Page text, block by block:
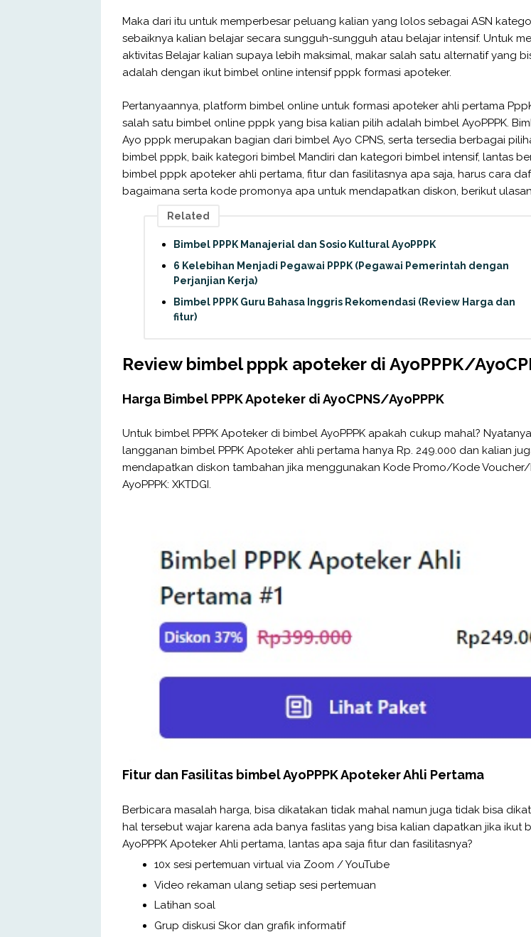
Maka dari itu untuk memperbesar peluang kalian yang lolos sebagai ASN
sebaiknya kalian belajar secara sungguh-sungguh atau belajar intensif. Untuk
aktivitas Belajar kalian supaya lebih maksimal, makar salah satu alternatif yang
adalah dengan ikut bimbel online intensif pppk formasi apoteker.
Pertanyaannya, platform bimbel online untuk formasi apoteker ahli pertama
salah satu bimbel online pppk yang bisa kalian pilih adalah bimbel AyoPPPK.
Ayo pppk merupakan bagian dari bimbel Ayo CPNS, serta tersedia berbagai
bimbel pppk, baik kategori bimbel Mandiri dan kategori bimbel intensif, lantas
bimbel pppk apoteker ahli pertama, fitur dan fasilitasnya apa saja, harus cara
bagaimana serta kode promonya apa untuk mendapatkan diskon, berikut
Related
Bimbel PPPK Manajerial dan Sosio Kultural AyoPPPK
6 Kelebihan Menjadi Pegawai PPPK (Pegawai Pemerintah dengan
Perjanjian Kerja)
Bimbel PPPK Guru Bahasa Inggris Rekomendasi (Review Harga dan
fitur)
Review bimbel pppk apoteker di AyoPPPK/
Harga Bimbel PPPK Apoteker di AyoCPNS/AyoPPPK
Untuk bimbel PPPK Apoteker di bimbel AyoPPPK apakah cukup mahal?
langganan bimbel PPPK Apoteker ahli pertama hanya Rp. 249.000 dan kalian
mendapatkan diskon tambahan jika menggunakan Kode Promo/Kode
AyoPPPK: XKTDGI.
Fitur dan Fasilitas bimbel AyoPPPK Apoteker Ahli Pertama
Berbicara masalah harga, bisa dikatakan tidak mahal namun juga tidak bisa
hal tersebut wajar karena ada banya faslitas yang bisa kalian dapatkan jika ikut
AyoPPPK Apoteker Ahli pertama, lantas apa saja fitur dan fasilitasnya?
10x sesi pertemuan virtual via Zoom / YouTube
Video rekaman ulang setiap sesi pertemuan
Latihan soal
Grup diskusi Skor dan grafik informatif